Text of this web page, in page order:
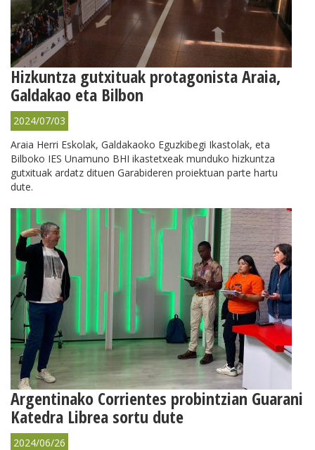
Hizkuntza gutxituak protagonista Araia,
Galdakao eta Bilbon
2024/07/03
Araia Herri Eskolak, Galdakaoko Eguzkibegi Ikastolak, eta
Bilboko IES Unamuno BHI ikastetxeak munduko hizkuntza
gutxituak ardatz dituen Garabideren proiektuan parte hartu
dute.
Argentinako Corrientes probintzian Guarani
Katedra Librea sortu dute
2024/06/26